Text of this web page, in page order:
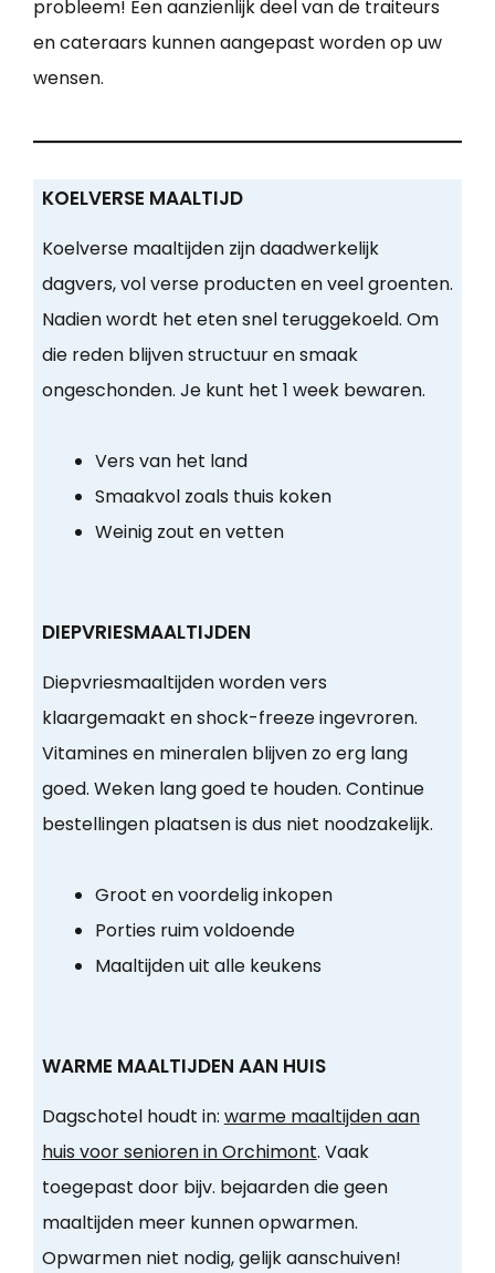
probleem! Een aanzienlijk deel van de traiteurs
en cateraars kunnen aangepast worden op uw
wensen.
KOELVERSE MAALTIJD
Koelverse maaltijden zijn daadwerkelijk
dagvers, vol verse producten en veel groenten.
Nadien wordt het eten snel teruggekoeld. Om
die reden blijven structuur en smaak
ongeschonden. Je kunt het 1 week bewaren.
Vers van het land
Smaakvol zoals thuis koken
Weinig zout en vetten
DIEPVRIESMAALTIJDEN
Diepvriesmaaltijden worden vers
klaargemaakt en shock-freeze ingevroren.
Vitamines en mineralen blijven zo erg lang
goed. Weken lang goed te houden. Continue
bestellingen plaatsen is dus niet noodzakelijk.
Groot en voordelig inkopen
Porties ruim voldoende
Maaltijden uit alle keukens
WARME MAALTIJDEN AAN HUIS
Dagschotel houdt in: warme maaltijden aan
huis voor senioren in Orchimont. Vaak
toegepast door bijv. bejaarden die geen
maaltijden meer kunnen opwarmen.
Opwarmen niet nodig, gelijk aanschuiven!